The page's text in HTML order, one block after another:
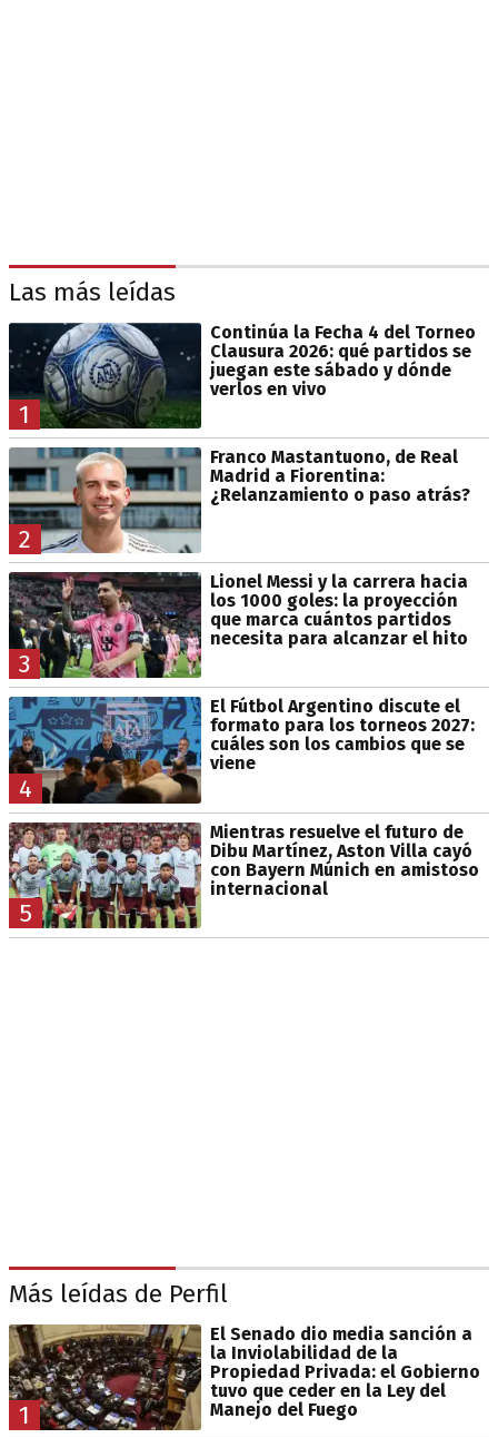
Las más leídas
1
Continúa la Fecha 4 del Torneo
Clausura 2026: qué partidos se
juegan este sábado y dónde
verlos en vivo
2
Franco Mastantuono, de Real
Madrid a Fiorentina:
¿Relanzamiento o paso atrás?
3
Lionel Messi y la carrera hacia
los 1000 goles: la proyección
que marca cuántos partidos
necesita para alcanzar el hito
4
El Fútbol Argentino discute el
formato para los torneos 2027:
cuáles son los cambios que se
viene
5
Mientras resuelve el futuro de
Dibu Martínez, Aston Villa cayó
con Bayern Múnich en amistoso
internacional
Más leídas de Perfil
1
El Senado dio media sanción a
la Inviolabilidad de la
Propiedad Privada: el Gobierno
tuvo que ceder en la Ley del
Manejo del Fuego